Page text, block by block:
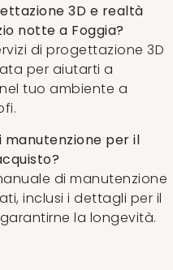
3D e realtà
notte a Foggia?
di progettazione 3D
per aiutarti a
tuo ambiente a
manutenzione per il
di manutenzione
inclusi i dettagli per il
la longevità.